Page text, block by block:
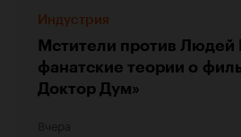
Индустрия
Мстители против Людей
фанатские теории о
Доктор Дум»